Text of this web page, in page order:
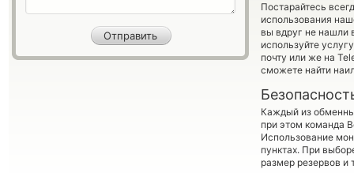
Постарайтесь
использования
вы вдруг не нашли
используйте
почту или же на
сможете найти
Каждый из
при этом команда
Использование
пунктах. При
размер резервов и